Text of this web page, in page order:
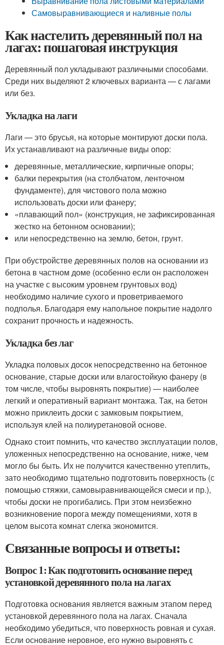
Самовыравнивающиеся и наливные полы
Как настелить деревянный пол на
лагах: пошаговая инструкция
Деревянный пол укладывают различными способами.
Среди них выделяют 2 ключевых варианта — с лагами
или без.
Укладка на лаги
Лаги — это брусья, на которые монтируют доски пола.
Их устанавливают на различные виды опор:
деревянные, металлические, кирпичные опоры;
балки перекрытия (на столбчатом, ленточном
фундаменте), для чистового пола можно
использовать доски или фанеру;
«плавающий пол» (конструкция, не зафиксированная
жестко на бетонном основании);
или непосредственно на землю, бетон, грунт.
При обустройстве деревянных полов на основании из
бетона в частном доме (особенно если он расположен
на участке с высоким уровнем грунтовых вод)
необходимо наличие сухого и проветриваемого
подполья. Благодаря ему напольное покрытие надолго
сохранит прочность и надежность.
Укладка без лаг
Укладка половых досок непосредственно на бетонное
основание, старые доски или влагостойкую фанеру (в
том числе, чтобы выровнять покрытие) — наиболее
легкий и оперативный вариант монтажа. Так, на бетон
можно приклеить доски с замковым покрытием,
используя клей на полиуретановой основе.
Однако стоит помнить, что качество эксплуатации полов,
уложенных непосредственно на основание, ниже, чем
могло бы быть. Их не получится качественно утеплить,
зато необходимо тщательно подготовить поверхность (с
помощью стяжки, самовыравнивающейся смеси и пр.),
чтобы доски не прогибались. При этом неизбежно
возникновение порога между помещениями, хотя в
целом высота комнат слегка экономится.
Связанные вопросы и ответы:
Вопрос 1: Как подготовить основание перед
установкой деревянного пола на лагах
Подготовка основания является важным этапом перед
установкой деревянного пола на лагах. Сначала
необходимо убедиться, что поверхность ровная и сухая.
Если основание неровное, его нужно выровнять с